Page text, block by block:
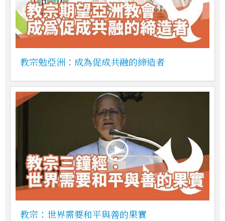
教宗勉亞洲：成為促成共融的締造者
教宗：世界需要和平與善的果實